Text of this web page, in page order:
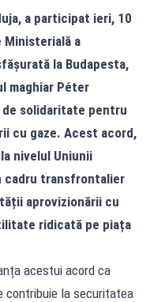
a participat ieri, 10
Ministerială a
la Budapesta,
maghiar Péter
solidaritate pentru
cu gaze. Acest acord,
nivelul Uniunii
cadru transfrontalier
aprovizionării cu
ridicată pe piața
acestui acord ca
contribuie la securitatea